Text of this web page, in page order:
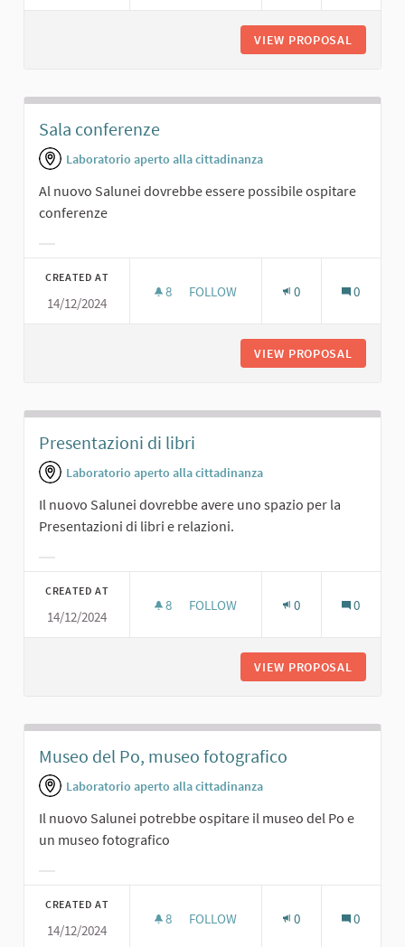
VIEW PROPOSAL
Sala conferenze
Laboratorio aperto alla cittadinanza
Al nuovo Salunei dovrebbe essere possibile ospitare
conferenze
CREATED AT
14/12/2024
8 8 FOLLOWERS
FOLLOW 0 0
VIEW PROPOSAL
Presentazioni di libri
Laboratorio aperto alla cittadinanza
Il nuovo Salunei dovrebbe avere uno spazio per la
Presentazioni di libri e relazioni.
CREATED AT
14/12/2024
8 8 FOLLOWERS
FOLLOW 0 0
VIEW PROPOSAL
Museo del Po, museo fotografico
Laboratorio aperto alla cittadinanza
Il nuovo Salunei potrebbe ospitare il museo del Po e
un museo fotografico
CREATED AT
14/12/2024
8 8 FOLLOWERS
FOLLOW 0 0